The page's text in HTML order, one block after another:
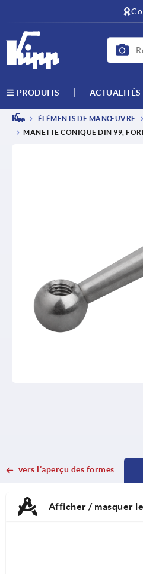
PRODUITS ACTUALITÉS
ÉLÉMENTS DE MANŒUVRE
MANETTE CONIQUE DIN 99,
vers l’aperçu des formes
Afficher / masquer